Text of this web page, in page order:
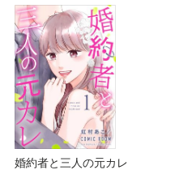
婚約者と三人の元カレ